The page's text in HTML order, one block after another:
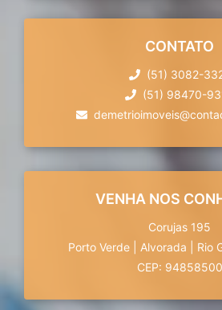
CONTATO
(51) 3082-
(51) 98470-
VENHA NOS
Corujas 195
Porto Verde
Alvorada
Rio
CEP: 94858500